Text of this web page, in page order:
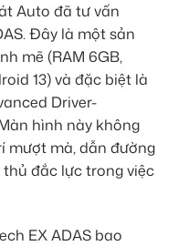
Auto đã tư vấn
Đây là một sản
mẽ (RAM 6GB,
13) và đặc biệt là
Driver-
hình này không
mượt mà, dẫn đường
đắc lực trong việc
EX ADAS bao